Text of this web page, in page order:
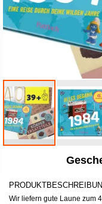
Bildergalerie
Wir liefern gute Laune zum